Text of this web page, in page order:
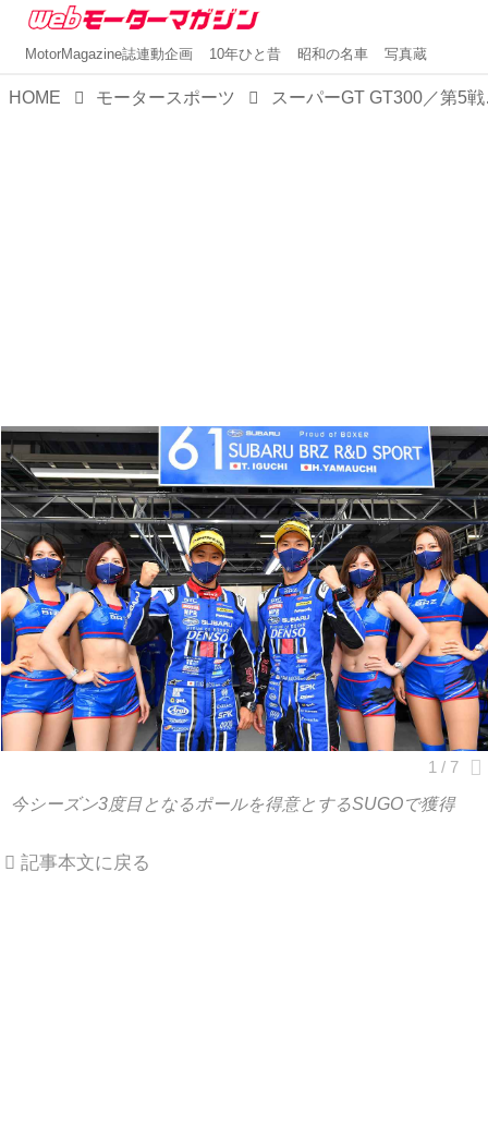
MotorMagazine誌連動企画 10年ひと昔 昭和の名車 写真蔵
HOME モータースポーツ スーパーGT
今シーズン3度目となるポールを得意とするSUGOで獲得
記事本文に戻る